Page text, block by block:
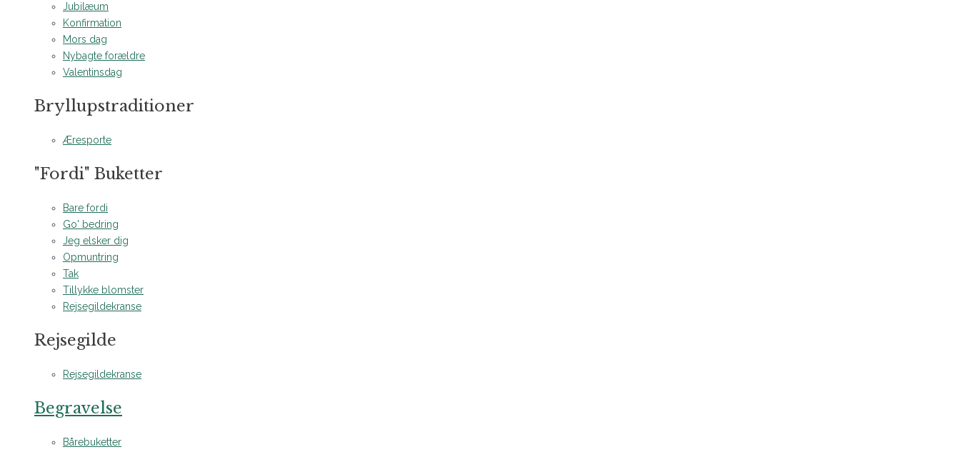
Jubilæum
Konfirmation
Mors dag
Nybagte forældre
Valentinsdag
Bryllupstraditioner
Æresporte
"Fordi" Buketter
Bare fordi
Go' bedring
Jeg elsker dig
Opmuntring
Tak
Tillykke blomster
Rejsegildekranse
Rejsegilde
Rejsegildekranse
Begravelse
Bårebuketter